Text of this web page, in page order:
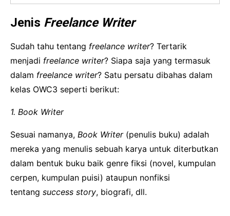
Jenis Freelance Writer
Sudah tahu tentang freelance writer? Tertarik
menjadi freelance writer? Siapa saja yang termasuk
dalam freelance writer? Satu persatu dibahas dalam
kelas OWC3 seperti berikut:
1. Book Writer
Sesuai namanya, Book Writer (penulis buku) adalah
mereka yang menulis sebuah karya untuk diterbutkan
dalam bentuk buku baik genre fiksi (novel, kumpulan
cerpen, kumpulan puisi) ataupun nonfiksi
tentang success story, biografi, dll.